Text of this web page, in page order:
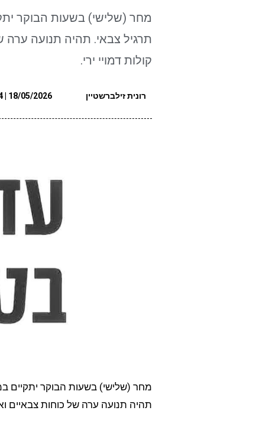
מחר (שלישי) בשעות הבוקר
תרגיל צבאי. תהיה תנועה ערה
קולות דמויי ירי.
רונית זילברשטיין 18/05/2026 | 16:04
מחר (שלישי) בשעות הבוקר יתקיים
תהיה תנועה ערה של כוחות צבאיים